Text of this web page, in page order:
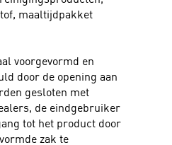
maaltijdpakket
voorgevormd en
door de opening aan
gesloten met
de eindgebruiker
tot het product door
zak te